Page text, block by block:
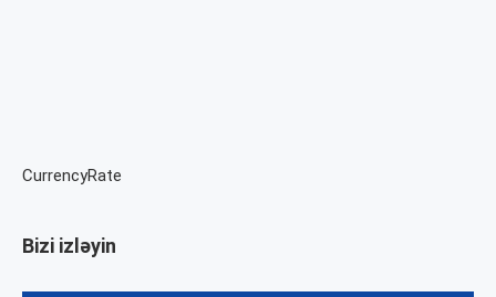
CurrencyRate
Bizi izləyin